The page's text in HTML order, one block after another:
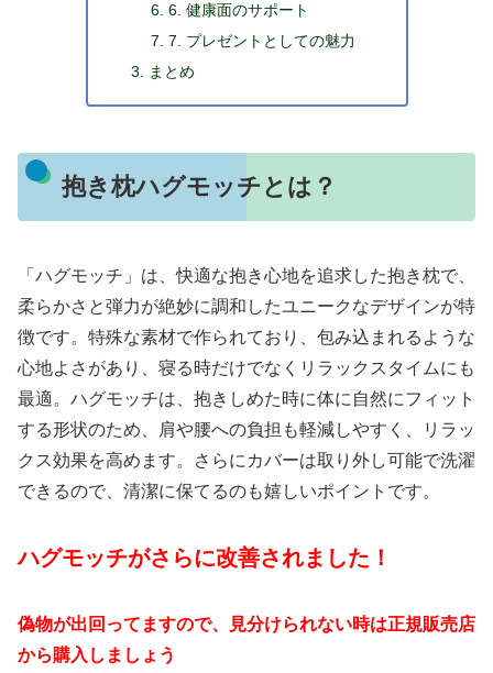
6. 健康面のサポート
7. プレゼントとしての魅力
まとめ
抱き枕ハグモッチとは？
「ハグモッチ」は、快適な抱き心地を追求した抱き枕で、
柔らかさと弾力が絶妙に調和したユニークなデザインが特
徴です。特殊な素材で作られており、包み込まれるような
心地よさがあり、寝る時だけでなくリラックスタイムにも
最適。ハグモッチは、抱きしめた時に体に自然にフィット
する形状のため、肩や腰への負担も軽減しやすく、リラッ
クス効果を高めます。さらにカバーは取り外し可能で洗濯
できるので、清潔に保てるのも嬉しいポイントです。
ハグモッチがさらに改善されました！
偽物が出回ってますので、見分けられない時は正規販売店
から購入しましょう